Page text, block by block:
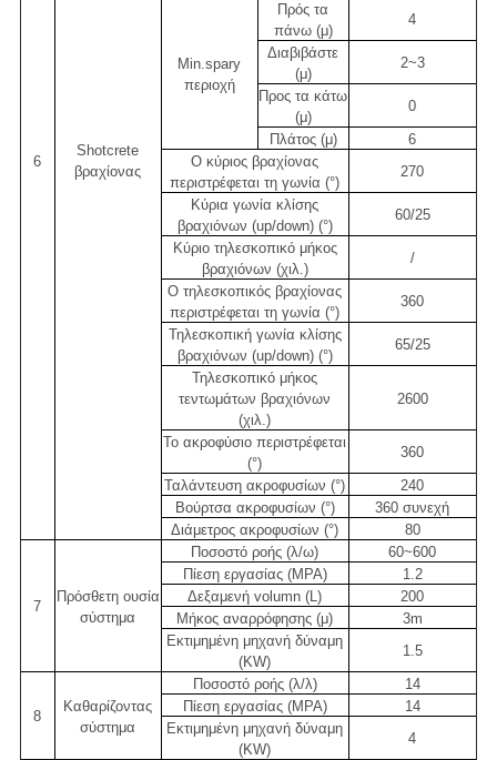
6
Shotcrete
βραχίονας
Min.spary
περιοχή
Πρός τα
πάνω (μ)
4
Διαβιβάστε
(μ)
2~3
Προς τα κάτω
(μ)
0
Πλάτος (μ)
6
Ο κύριος βραχίονας
περιστρέφεται τη γωνία (°)
270
Κύρια γωνία κλίσης
βραχιόνων (up/down) (°)
60/25
Κύριο τηλεσκοπικό μήκος
βραχιόνων (χιλ.)
/
Ο τηλεσκοπικός βραχίονας
περιστρέφεται τη γωνία (°)
360
Τηλεσκοπική γωνία κλίσης
βραχιόνων (up/down) (°)
65/25
Τηλεσκοπικό μήκος
τεντωμάτων βραχιόνων
(χιλ.)
2600
Το ακροφύσιο περιστρέφεται
(°)
360
Ταλάντευση ακροφυσίων (°)
240
Βούρτσα ακροφυσίων (°)
360 συνεχή
Διάμετρος ακροφυσίων (°)
80
7
Πρόσθετη ουσία
σύστημα
Ποσοστό ροής (λ/ω)
60~600
Πίεση εργασίας (MPA)
1.2
Δεξαμενή volumn (L)
200
Μήκος αναρρόφησης (μ)
3m
Εκτιμημένη μηχανή δύναμη
(KW)
1.5
8
Καθαρίζοντας
σύστημα
Ποσοστό ροής (λ/λ)
14
Πίεση εργασίας (MPA)
14
Εκτιμημένη μηχανή δύναμη
(KW)
4